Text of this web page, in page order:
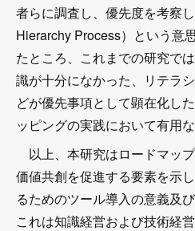
者らに調査し、優先度を考察
Hierarchy Process）という意
たところ、これまでの研究で
識が十分になかった、リテラ
どが優先事項として顕在化し
ッピングの実践において有用
以上、本研究はロードマッ
価値共創を促進する要素を示
るためのツール導入の意義及
これは知識経営および技術経